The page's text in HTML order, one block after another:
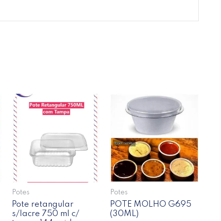
Potes
Pote retangular
s/lacre 750 ml c/
Potes
POTE MOLHO G695
(30ML)